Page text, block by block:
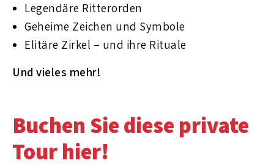
Legendäre Ritterorden
Geheime Zeichen und Symbole
Elitäre Zirkel – und ihre Rituale
Und vieles mehr!
Buchen Sie diese private
Tour hier!